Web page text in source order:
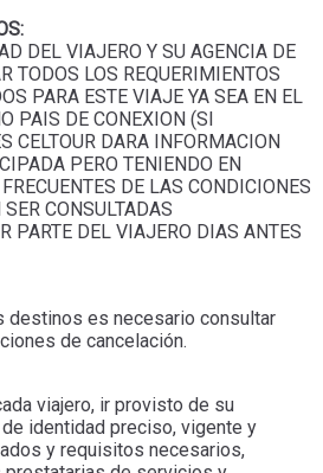
DEL VIAJERO Y SU AGENCIA DE
TODOS LOS REQUERIMIENTOS
PARA ESTE VIAJE YA SEA EN EL
PAIS DE CONEXION (SI
CELTOUR DARA INFORMACION
PERO TENIENDO EN
DE LAS CONDICIONES
CONSULTADAS
PARTE DEL VIAJERO DIAS ANTES
destinos es necesario consultar
de cancelación.
viajero, ir provisto de su
identidad preciso, vigente y
y requisitos necesarios,